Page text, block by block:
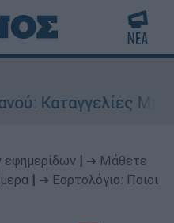
εφημερίδων
➔ Μάθετε
➔ Εορτολόγιο: Ποιοι